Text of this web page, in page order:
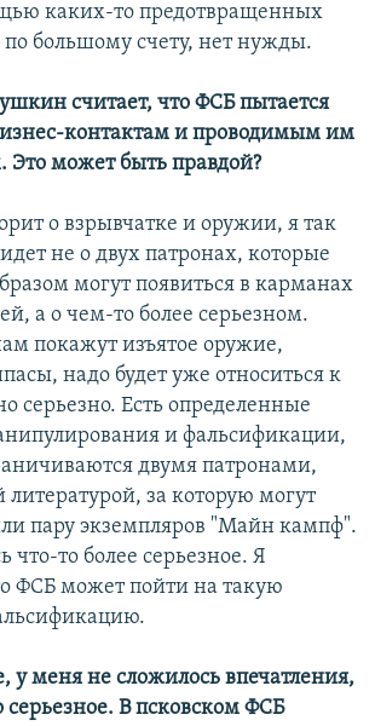
каких-то предотвращенных
по большому счету, нет нужды.
считает, что ФСБ пытается
контактам и проводимым им
Это может быть правдой?
о взрывчатке и оружии, я так
не о двух патронах, которые
могут появиться в карманах
а о чем-то более серьезном.
покажут изъятое оружие,
надо будет уже относиться к
серьезно. Есть определенные
и фальсификации,
двумя патронами,
литературой, за которую могут
пару экземпляров "Майн кампф".
что-то более серьезное. Я
ФСБ может пойти на такую
у меня не сложилось впечатления,
серьезное. В псковском ФСБ